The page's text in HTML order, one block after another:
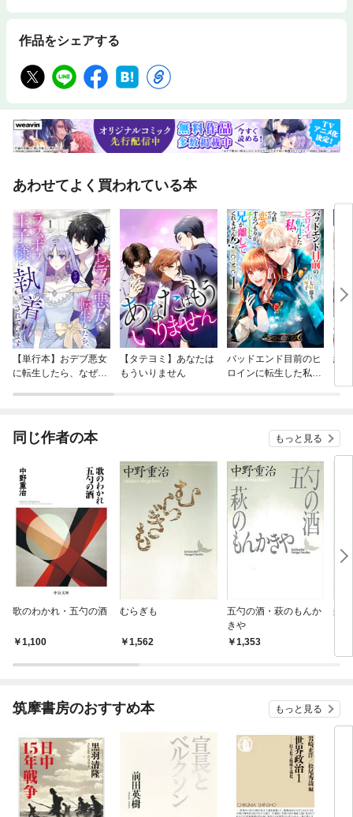
作品をシェアする
あわせてよく買われている本
【単行本】おデブ悪女
に転生したら、なぜか
【タテヨミ】あなたは
もういりません
バッドエンド目前のヒ
ロインに転生した私、
結
同じ作者の本 もっと見る
歌のわかれ・五勺の酒
1,100
むらぎも
1,562
五勺の酒・萩のもんか
きや
1,353
梨
筑摩書房のおすすめ本 もっと見る